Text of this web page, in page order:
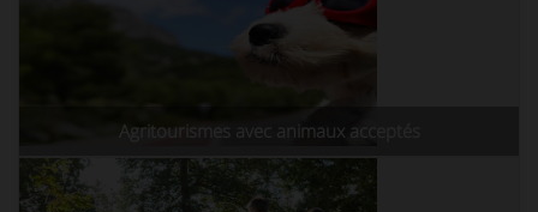
Agritourismes avec animaux acceptés